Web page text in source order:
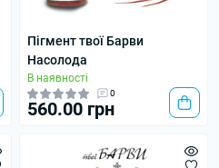
Пігмент твої Барви
Насолода
В наявності
0
560.00 грн